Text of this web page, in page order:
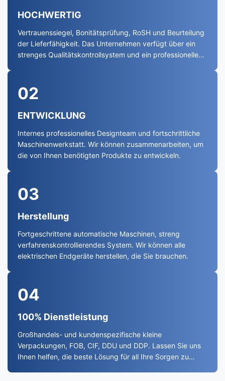
HOCHWERTIG
Vertrauenssiegel, Bonitätsprüfung, RoSH und Beurteilung
der Lieferfähigkeit. Das Unternehmen verfügt über ein
strenges Qualitätskontrollsystem und ein professionelles
02
ENTWICKLUNG
Internes professionelles Designteam und fortschrittliche
Maschinenwerkstatt. Wir können zusammenarbeiten, um
die von Ihnen benötigten Produkte zu entwickeln.
03
Herstellung
Fortgeschrittene automatische Maschinen, streng
verfahrenskontrollierendes System. Wir können alle
elektrischen Endgeräte herstellen, die Sie brauchen.
04
100% Dienstleistung
Großhandels- und kundenspezifische kleine
Verpackungen, FOB, CIF, DDU und DDP. Lassen Sie uns
Ihnen helfen, die beste Lösung für all Ihre Sorgen zu